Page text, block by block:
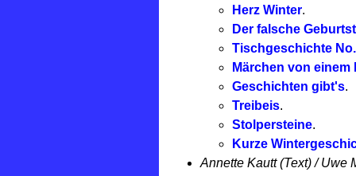
Herz Winter.
Der falsche
Tischgeschichte
Märchen von
Geschichten gibt's.
Treibeis.
Stolpersteine.
Kurze
Annette Kautt (Text) / Uwe